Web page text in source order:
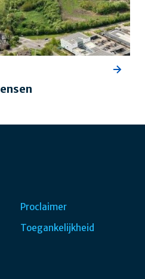
Proclaimer
Toegankelijkheid